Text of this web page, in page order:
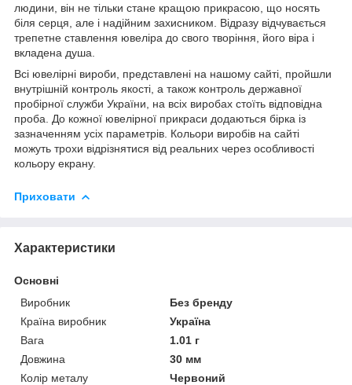
людини, він не тільки стане кращою прикрасою, що носять
біля серця, але і надійним захисником. Відразу відчувається
трепетне ставлення ювеліра до свого творіння, його віра і
вкладена душа.
Всі ювелірні вироби, представлені на нашому сайті, пройшли
внутрішній контроль якості, а також контроль державної
пробірної служби України, на всіх виробах стоїть відповідна
проба. До кожної ювелірної прикраси додаються бірка із
зазначенням усіх параметрів. Кольори виробів на сайті
можуть трохи відрізнятися від реальних через особливості
кольору екрану.
Приховати
Характеристики
Основні
Виробник
Без бренду
Країна виробник
Україна
Вага
1.01 г
Довжина
30 мм
Колір металу
Червоний